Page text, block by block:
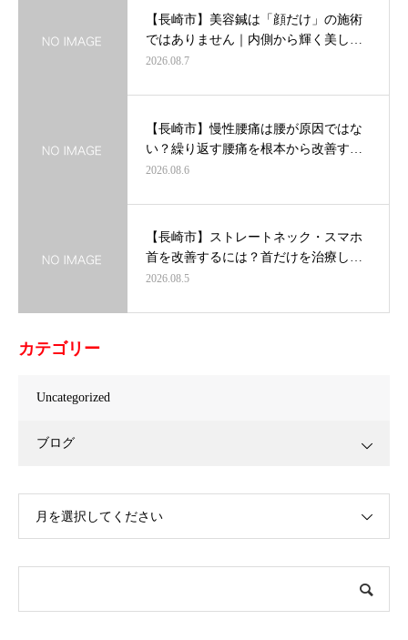
【長崎市】美容鍼は「顔だけ」の施術
ではありません｜内側から輝く美し…
2026.08.7
【長崎市】慢性腰痛は腰が原因ではな
い？繰り返す腰痛を根本から改善す…
2026.08.6
【長崎市】ストレートネック・スマホ
首を改善するには？首だけを治療し…
2026.08.5
カテゴリー
Uncategorized
ブログ
月を選択してください